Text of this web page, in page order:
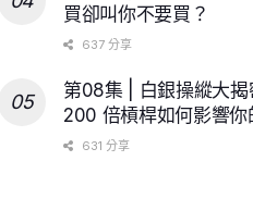
買卻叫你不要買？
637 分享
第08集 | 白銀操縱大揭
200 倍槓桿如何影響你
631 分享